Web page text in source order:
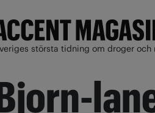
största tidning om droger och